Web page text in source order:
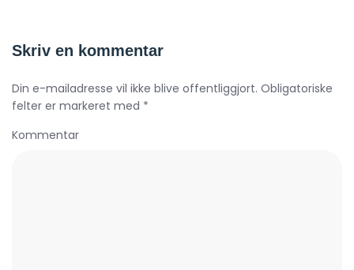
Skriv en kommentar
Din e-mailadresse vil ikke blive offentliggjort. Obligatoriske
felter er markeret med *
Kommentar